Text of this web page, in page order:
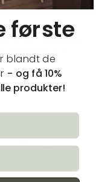
DKK
første
blandt de
- og få 10%
produkter!